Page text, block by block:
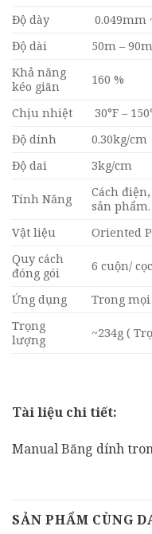
Độ dày
0.049mm
Độ dài
50m – 90m
Khả năng
kéo giãn
160 %
Chịu nhiệt
30°F –
Độ dính
0.30kg/cm
Độ dai
3kg/cm
Tính Năng
Cách
sản phẩm.
Vật liệu
Oriented
Quy cách
đóng gói
6 cuộn/ cọc
Ứng dụng
Trong
Trọng
lượng
~234g (
Tài liệu chi tiết:
Manual Băng dính
SẢN PHẨM CÙNG